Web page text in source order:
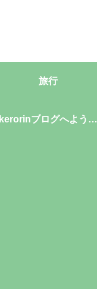
旅行
kerorinブログへようこ